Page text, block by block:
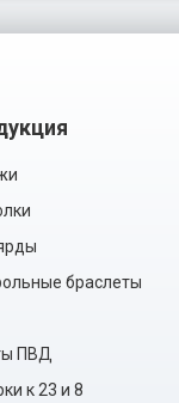
браслеты
ПВД
к 23 и 8